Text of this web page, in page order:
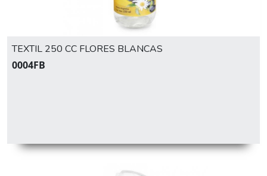
TEXTIL 250 CC FLORES BLANCAS
0004FB